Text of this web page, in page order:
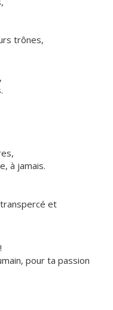
trônes,
à jamais.
et
pour ta passion